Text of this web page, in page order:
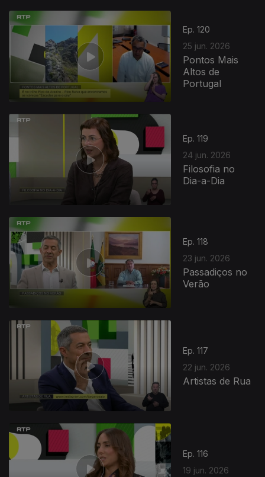
Ep. 120
25 jun. 2026
Pontos Mais
Altos de
Portugal
Ep. 119
24 jun. 2026
Filosofia no
Dia-a-Dia
Ep. 118
23 jun. 2026
Passadiços no
Verão
Ep. 117
22 jun. 2026
Artistas de Rua
Ep. 116
19 jun. 2026